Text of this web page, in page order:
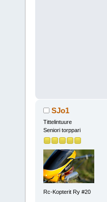
SJo1
Tittelintuure
Seniori torppari
Rc-Kopterit Ry #20